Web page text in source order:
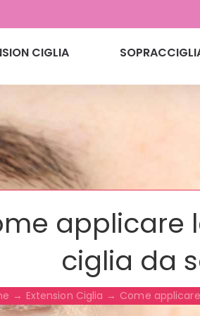
CIGLIA
applicare
ciglia da
Extension Ciglia Come